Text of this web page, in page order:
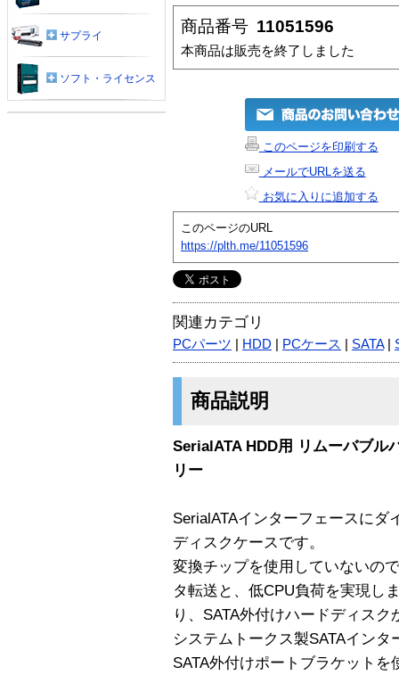
商品番号 11051596
本商品は販売を終了しました
このページを印刷する
メールでURLを送る
お気に入りに追加する
このページのURL
https://plth.me/11051596
関連カテゴリ
PCパーツ HDD PCケース SATA|
商品説明
SerialATA HDD用 リムーバブル
リー
SerialATAインターフェースに
ディスクケースです。
変換チップを使用していないの
タ転送と、低CPU負荷を実現し
り、SATA外付けハードディス
システムトークス製SATAイン
SATA外付けポートブラケット
サプライ
ソフト・ライセンス